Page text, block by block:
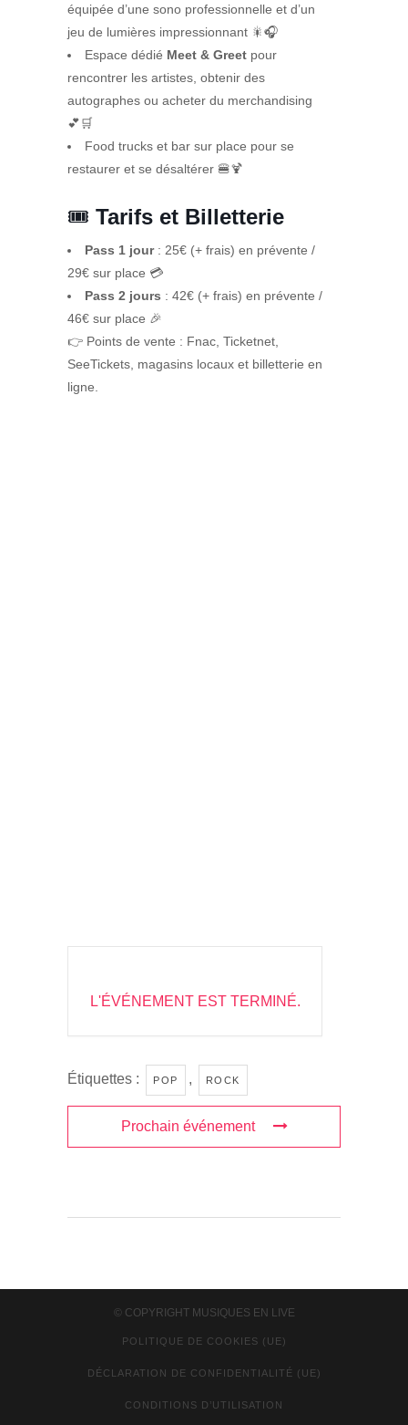
équipée d’une sono professionnelle et d’un
jeu de lumières impressionnant 🎇🎧
Espace dédié Meet & Greet pour
rencontrer les artistes, obtenir des
autographes ou acheter du merchandising
💕🛒
Food trucks et bar sur place pour se
restaurer et se désaltérer 🍔🍹
🎟️ Tarifs et Billetterie
Pass 1 jour : 25€ (+ frais) en prévente /
29€ sur place 💳
Pass 2 jours : 42€ (+ frais) en prévente /
46€ sur place 🎉
👉 Points de vente : Fnac, Ticketnet,
SeeTickets, magasins locaux et billetterie en
ligne.
L'ÉVÉNEMENT EST TERMINÉ.
Étiquettes : POP , ROCK
Prochain événement
© COPYRIGHT MUSIQUES EN LIVE
POLITIQUE DE COOKIES (UE)
DÉCLARATION DE CONFIDENTIALITÉ (UE)
CONDITIONS D’UTILISATION